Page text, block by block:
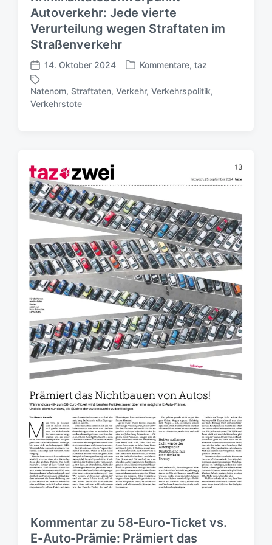
Autoverkehr: Jede vierte
Verurteilung wegen Straftaten im
Straßenverkehr
V
e
r
ö
t
l
i
c
u
n
g
s
d
a
t
u
m
14. Oktober 2024
V
r
l
i
c
h
t
i
n
Kommentare, taz
S
w
ö
r
t
r
Natenom, Straftaten, Verkehr, Verkehrspolitik,
Verkehrstote
Kommentar zu 58-Euro-Ticket vs.
E-Auto-Prämie: Prämiert das